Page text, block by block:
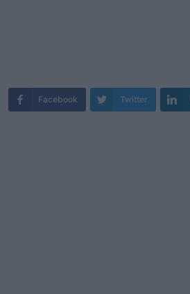
Facebook Twitter